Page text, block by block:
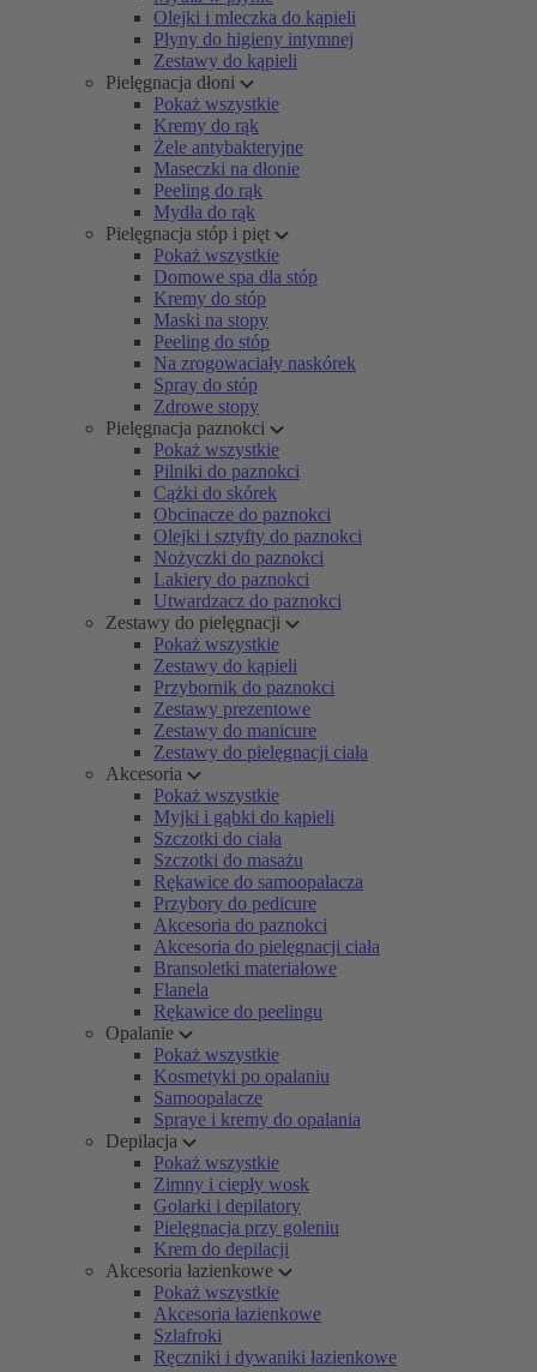
Olejki i mleczka do kąpieli
Płyny do higieny intymnej
Zestawy do kąpieli
Pielęgnacja dłoni
Pokaż wszystkie
Kremy do rąk
Żele antybakteryjne
Maseczki na dłonie
Peeling do rąk
Mydła do rąk
Pielęgnacja stóp i pięt
Pokaż wszystkie
Domowe spa dla stóp
Kremy do stóp
Maski na stopy
Peeling do stóp
Na zrogowaciały naskórek
Spray do stóp
Zdrowe stopy
Pielęgnacja paznokci
Pokaż wszystkie
Pilniki do paznokci
Cążki do skórek
Obcinacze do paznokci
Olejki i sztyfty do paznokci
Nożyczki do paznokci
Lakiery do paznokci
Utwardzacz do paznokci
Zestawy do pielęgnacji
Pokaż wszystkie
Zestawy do kąpieli
Przybornik do paznokci
Zestawy prezentowe
Zestawy do manicure
Zestawy do pielęgnacji ciała
Akcesoria
Pokaż wszystkie
Myjki i gąbki do kąpieli
Szczotki do ciała
Szczotki do masażu
Rękawice do samoopalacza
Przybory do pedicure
Akcesoria do paznokci
Akcesoria do pielęgnacji ciała
Bransoletki materiałowe
Flanela
Rękawice do peelingu
Opalanie
Pokaż wszystkie
Kosmetyki po opalaniu
Samoopalacze
Spraye i kremy do opalania
Depilacja
Pokaż wszystkie
Zimny i ciepły wosk
Golarki i depilatory
Pielęgnacja przy goleniu
Krem do depilacji
Akcesoria łazienkowe
Pokaż wszystkie
Akcesoria łazienkowe
Szlafroki
Ręczniki i dywaniki łazienkowe